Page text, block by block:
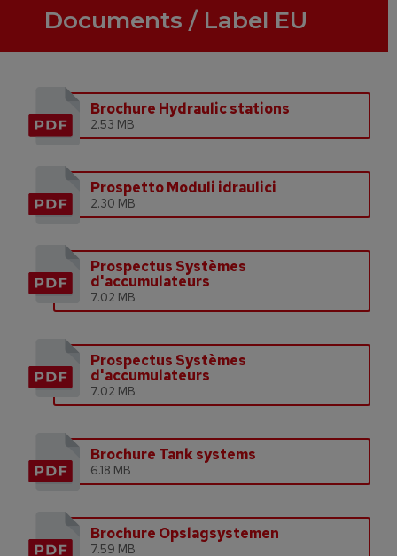
Documents / Label EU
Brochure Hydraulic stations
2.53 MB
Prospetto Moduli idraulici
2.30 MB
Prospectus Systèmes
d'accumulateurs
7.02 MB
Prospectus Systèmes
d'accumulateurs
7.02 MB
Brochure Tank systems
6.18 MB
Brochure Opslagsystemen
7.59 MB